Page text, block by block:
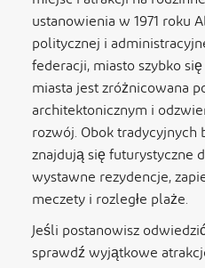
ustanowienia w 1971 roku
politycznej i
federacji, miasto szybko
miasta jest zróżnicowana
architektonicznym i
rozwój. Obok
znajdują się futurystyczne
wystawne rezydencje,
meczety i rozległe plaże.
Jeśli postanowisz
sprawdź wyjątkowe